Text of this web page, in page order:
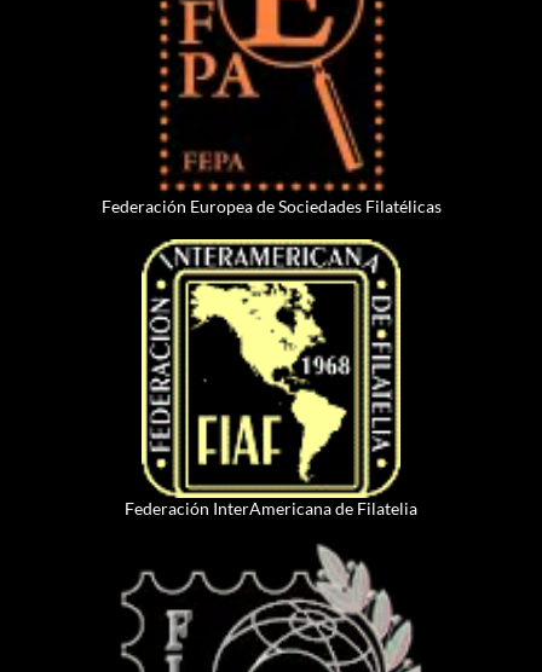
Federación Europea de Sociedades Filatélicas
Federación InterAmericana de Filatelia